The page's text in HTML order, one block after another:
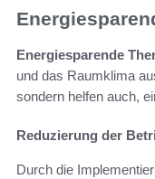
Energiesparende
und das Raumklima
sondern helfen auch,
Reduzierung der
Durch die